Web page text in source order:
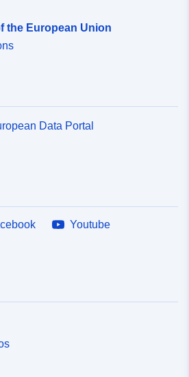
the European Union
Data Portal
Youtube